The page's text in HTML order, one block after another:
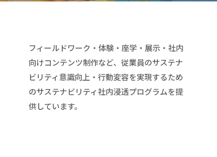
フィールドワーク・体験・座学・展示・社内
向けコンテンツ制作など、従業員のサステナ
ビリティ意識向上・行動変容を実現するため
のサステナビリティ社内浸透プログラムを提
供しています。